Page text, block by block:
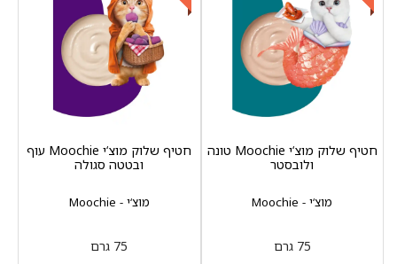
מוצ‘י - Moochie
חטיף שלוק מוצ‘י Moochie טונה
ולובסטר
75 גרם
מוצ‘י - Moochie
חטיף שלוק מוצ‘י Moochie עוף
ובטטה סגולה
75 גרם